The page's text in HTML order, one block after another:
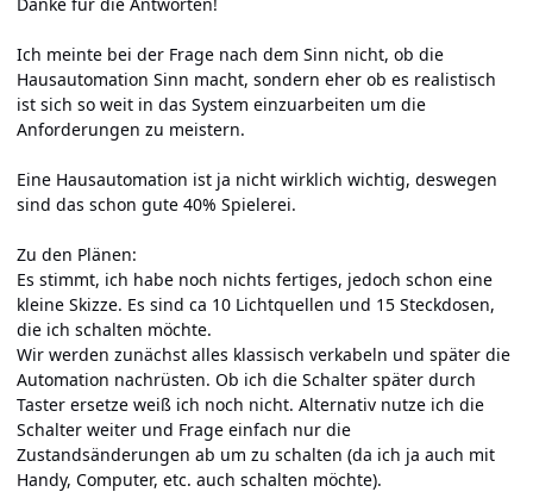
Ich meinte bei der Frage nach dem Sinn nicht, ob die
Hausautomation Sinn macht, sondern eher ob es realistisch
ist sich so weit in das System einzuarbeiten um die
Anforderungen zu meistern.
Eine Hausautomation ist ja nicht wirklich wichtig, deswegen
sind das schon gute 40% Spielerei.
Zu den Plänen:
Es stimmt, ich habe noch nichts fertiges, jedoch schon eine
kleine Skizze. Es sind ca 10 Lichtquellen und 15 Steckdosen,
die ich schalten möchte.
Wir werden zunächst alles klassisch verkabeln und später die
Automation nachrüsten. Ob ich die Schalter später durch
Taster ersetze weiß ich noch nicht. Alternativ nutze ich die
Schalter weiter und Frage einfach nur die
Zustandsänderungen ab um zu schalten (da ich ja auch mit
Handy, Computer, etc. auch schalten möchte).